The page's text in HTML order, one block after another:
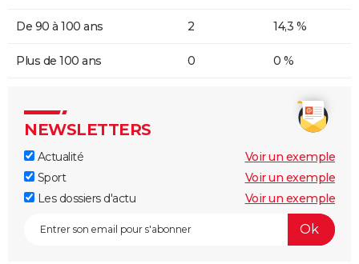
De 90 à 100 ans 2 14,3 %
Plus de 100 ans 0 0 %
NEWSLETTERS
Actualité
Voir un exemple
Sport
Voir un exemple
Les dossiers d'actu
Voir un exemple